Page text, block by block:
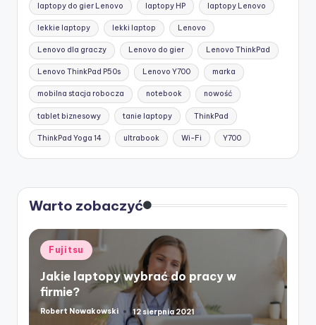
laptopy do gier Lenovo laptopy HP laptopy Lenovo
lekkie laptopy lekki laptop Lenovo
Lenovo dla graczy Lenovo do gier Lenovo ThinkPad
Lenovo ThinkPad P50s Lenovo Y700 marka
mobilna stacja robocza notebook nowość
tablet biznesowy tanie laptopy ThinkPad
ThinkPad Yoga 14 ultrabook Wi-Fi Y700
Warto zobaczyć
Posted
in
Fujitsu
Jakie laptopy wybrać do pracy w
firmie?
Posted
Robert Nowakowski 12 sierpnia 2021